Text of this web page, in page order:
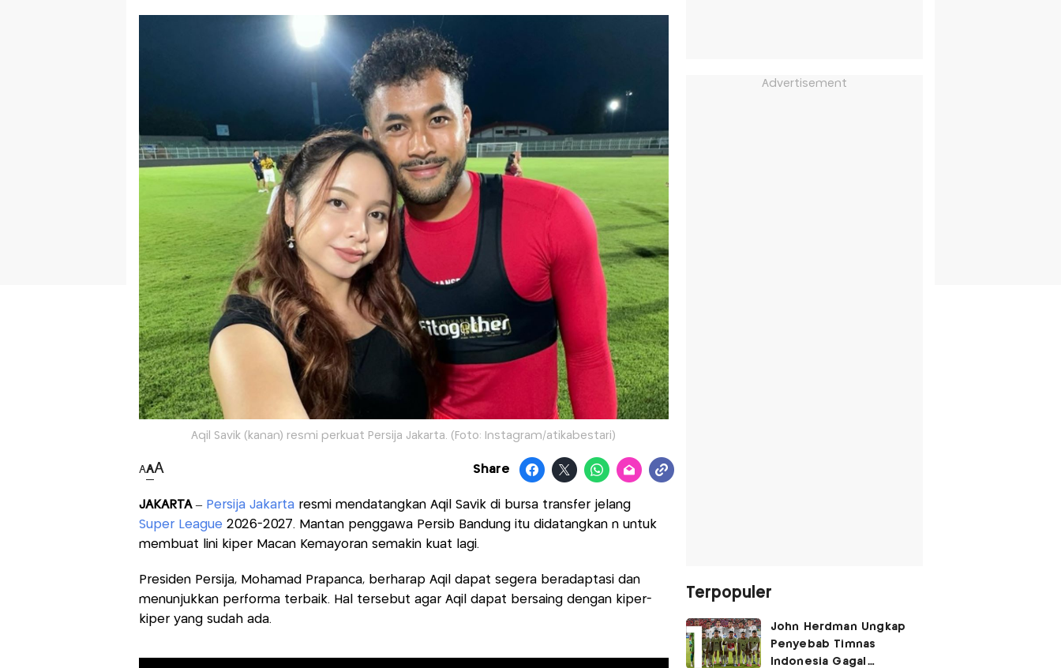
Aqil Savik (kanan) resmi perkuat Persija Jakarta. (Foto: Instagram/atikabestari)
AAA Share
JAKARTA – Persija Jakartaresmi mendatangkan Aqil Savik di bursa transfer jelang
Super League 2026-2027. Mantan penggawa Persib Bandung itu didatangkan n untuk
membuat lini kiper Macan Kemayoran semakin kuat lagi.
Presiden Persija, Mohamad Prapanca, berharap Aqil dapat segera beradaptasi dan
menunjukkan performa terbaik. Hal tersebut agar Aqil dapat bersaing dengan kiper-
kiper yang sudah ada.
Advertisement
Terpopuler
John Herdman Ungkap
Penyebab Timnas
Indonesia Gagal